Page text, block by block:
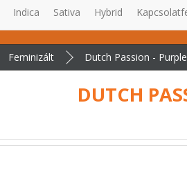
Indica Sativa Hybrid
Feminizált Dutch Passion -
DUTCH